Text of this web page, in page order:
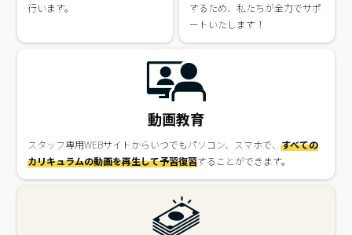
行います。
するため、私たちが全力でサポ
ートいたします！
動画教育
スタッフ専用WEBサイトからいつでもパソコン、スマホで、 すべての
カリキュラムの動画を再生して予習復習することができます。